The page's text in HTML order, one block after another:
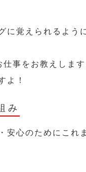
に覚えられるよう
事をお教えしま
よ！
み
安心のためにこれ